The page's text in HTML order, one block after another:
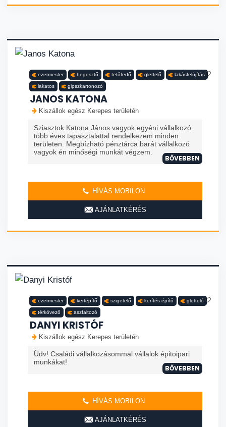
ezermester hegesztő tetőfedő glettelő lakásfelújítás
lakatos gipszkartonozó
JANOS KATONA
Kiszállok egész Kerepes területén
Sziasztok Katona János vagyok egyéni vállalkozó
több éves tapasztalattal rendelkezem minden
területen. Megbízható pénztárca barát vállalkozó
vagyok én minőségi munkát végzem.
BŐVEBBEN
HÍVÁS MOBILON
AJÁNLATKÉRÉS
ezermester kertépítő szigetelő kerítés építő glettelő
térkövező aszfaltozó
DANYI KRISTÓF
Kiszállok egész Kerepes területén
Üdv! Családi vállalkozásommal vállalok épitoipari
munkákat!
BŐVEBBEN
HÍVÁS MOBILON
AJÁNLATKÉRÉS